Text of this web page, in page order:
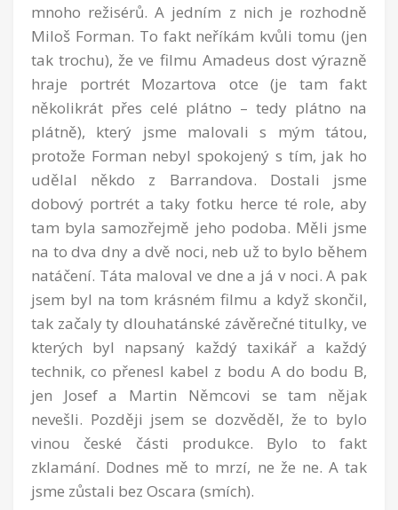
mnoho režisérů. A jedním z nich je rozhodně
Miloš Forman. To fakt neříkám kvůli tomu (jen
tak trochu), že ve filmu Amadeus dost výrazně
hraje portrét Mozartova otce (je tam fakt
několikrát přes celé plátno – tedy plátno na
plátně), který jsme malovali s mým tátou,
protože Forman nebyl spokojený s tím, jak ho
udělal někdo z Barrandova. Dostali jsme
dobový portrét a taky fotku herce té role, aby
tam byla samozřejmě jeho podoba. Měli jsme
na to dva dny a dvě noci, neb už to bylo během
natáčení. Táta maloval ve dne a já v noci. A pak
jsem byl na tom krásném filmu a když skončil,
tak začaly ty dlouhatánské závěrečné titulky, ve
kterých byl napsaný každý taxikář a každý
technik, co přenesl kabel z bodu A do bodu B,
jen Josef a Martin Němcovi se tam nějak
nevešli. Později jsem se dozvěděl, že to bylo
vinou české části produkce. Bylo to fakt
zklamání. Dodnes mě to mrzí, ne že ne. A tak
jsme zůstali bez Oscara (smích).